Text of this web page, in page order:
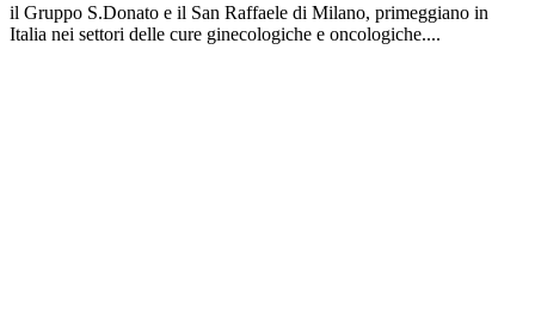
il Gruppo S.Donato e il San Raffaele di Milano, primeggiano in
Italia nei settori delle cure ginecologiche e oncologiche....